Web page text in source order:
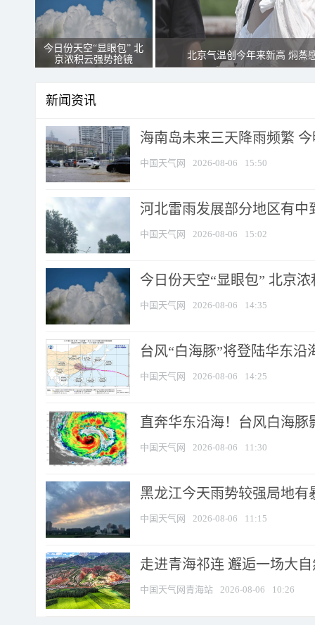
今日份天空“显眼包” 北
京浓积云强势抢镜
北京气温创今年来新高 焖蒸
新闻资讯
海南岛未来三天降雨频繁
中国天气网 2026-08-06 15:50
河北雷雨发展部分地区有中
中国天气网 2026-08-06 15:02
今日份天空“显眼包” 北京
中国天气网 2026-08-06 14:35
台风“白海豚”将登陆华东沿
中国天气网 2026-08-06 14:25
直奔华东沿海！台风白海豚
中国天气网 2026-08-06 11:30
黑龙江今天雨势较强局地有
中国天气网 2026-08-06 11:15
走进青海祁连 邂逅一场大
中国天气网青海站 2026-08-06 10:26